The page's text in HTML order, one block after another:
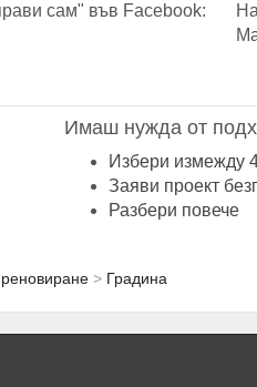
сам" във Facebook:
Имаш нужда от
Избери измежду
Заяви проект
Разбери повече
Градина